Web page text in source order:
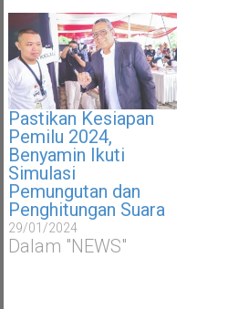
Pastikan Kesiapan
Pemilu 2024,
Benyamin Ikuti
Simulasi
Pemungutan dan
Penghitungan Suara
29/01/2024
Dalam "NEWS"